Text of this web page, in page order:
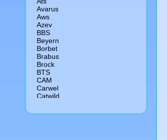
Avarus
Aws
Azev
BBS
Beyern
Borbet
Brabus
Brock
BTS
CAM
Сarwel
Catwild
Crista